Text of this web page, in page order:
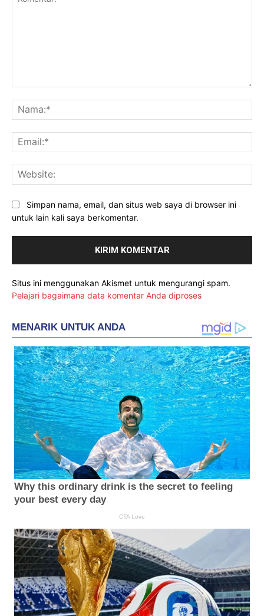
Simpan nama, email, dan situs web saya di browser ini
untuk lain kali saya berkomentar.
Situs ini menggunakan Akismet untuk mengurangi spam.
Pelajari bagaimana data komentar Anda diproses